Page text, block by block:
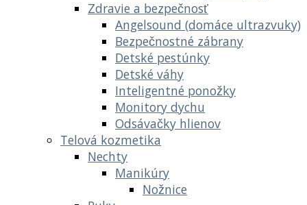
Zdravie a bezpečnosť
Angelsound (domáce ultrazvuky)
Bezpečnostné zábrany
Detské pestúnky
Detské váhy
Inteligentné ponožky
Monitory dychu
Odsávačky hlienov
Telová kozmetika
Nechty
Manikúry
Nožnice